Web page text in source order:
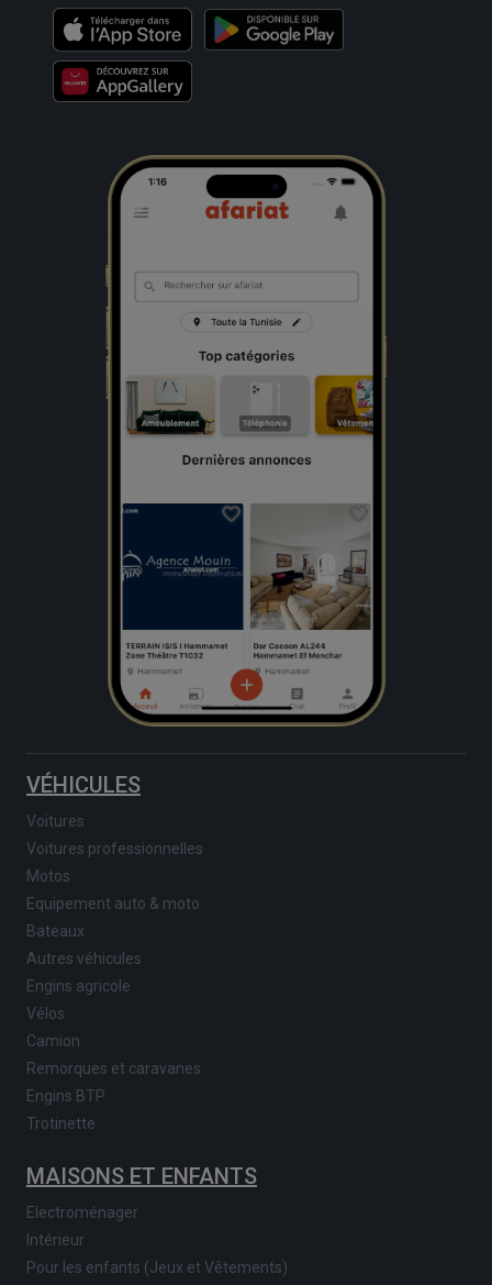
VÉHICULES
Voitures
Voitures professionnelles
Motos
Equipement auto & moto
Bateaux
Autres véhicules
Engins agricole
Vélos
Camion
Remorques et caravanes
Engins BTP
Trotinette
MAISONS ET ENFANTS
Electroménager
Intérieur
Pour les enfants (Jeux et Vêtements)